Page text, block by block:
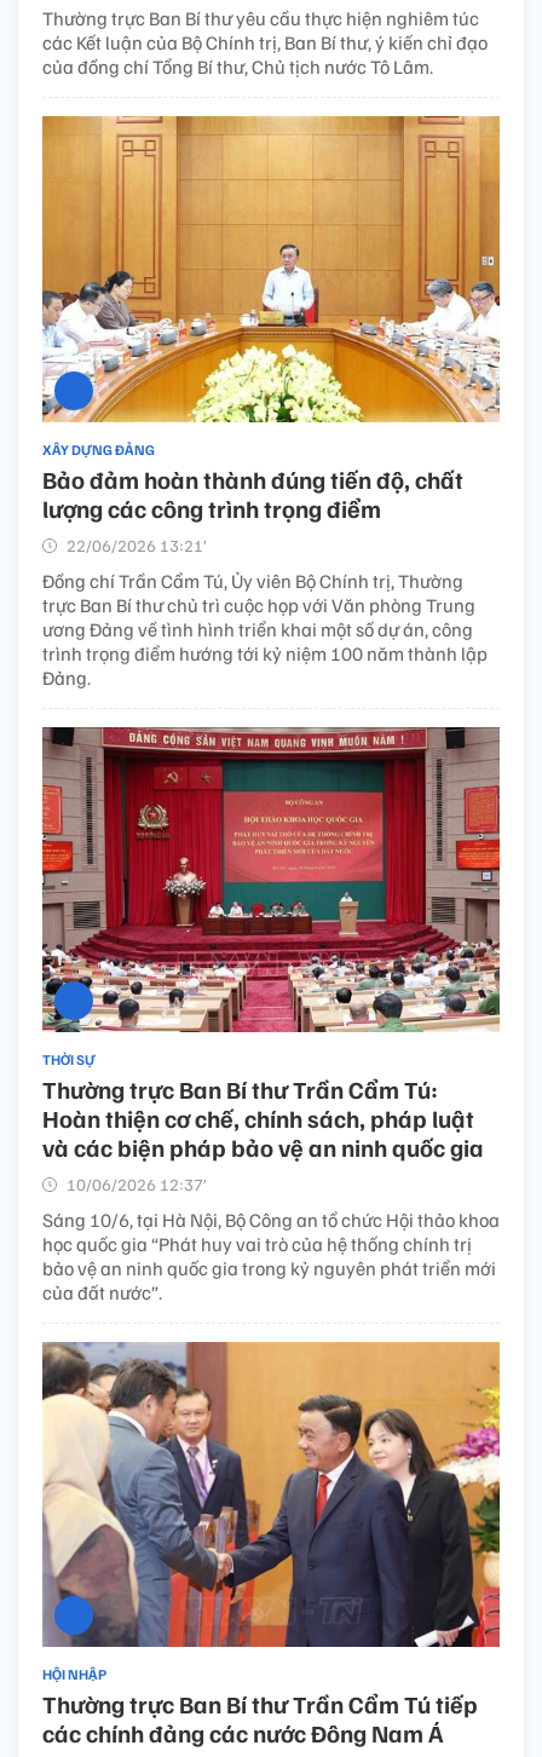
Thường trực Ban Bí thư yêu cầu thực hiện nghiêm túc
các Kết luận của Bộ Chính trị, Ban Bí thư, ý kiến chỉ đạo
của đồng chí Tổng Bí thư, Chủ tịch nước Tô Lâm.
XÂY DỰNG ĐẢNG
Bảo đảm hoàn thành đúng tiến độ, chất
lượng các công trình trọng điểm
22/06/2026 13:21’
Đồng chí Trần Cẩm Tú, Ủy viên Bộ Chính trị, Thường
trực Ban Bí thư chủ trì cuộc họp với Văn phòng Trung
ương Đảng về tình hình triển khai một số dự án, công
trình trọng điểm hướng tới kỷ niệm 100 năm thành lập
Đảng.
THỜI SỰ
Thường trực Ban Bí thư Trần Cẩm Tú:
Hoàn thiện cơ chế, chính sách, pháp luật
và các biện pháp bảo vệ an ninh quốc gia
10/06/2026 12:37’
Sáng 10/6, tại Hà Nội, Bộ Công an tổ chức Hội thảo khoa
học quốc gia “Phát huy vai trò của hệ thống chính trị
bảo vệ an ninh quốc gia trong kỷ nguyên phát triển mới
của đất nước”.
HỘI NHẬP
Thường trực Ban Bí thư Trần Cẩm Tú tiếp
các chính đảng các nước Đông Nam Á